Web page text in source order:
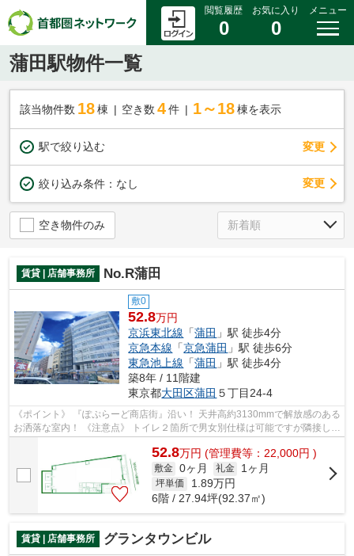
閲覧履歴
0
お気に入り
0
メニュー
蒲田駅物件一覧
該当物件数 18棟 空き数 4 件 1～18 棟を表示
駅で絞り込む 変更
絞り込み条件： なし 変更
空き物件のみ
賃貸 | 店舗事務所 No.R蒲田
敷0
52.8万円
京浜東北線 「蒲田 」駅 徒歩4分
京急本線 「京急蒲田 」駅 徒歩6分
東急池上線 「蒲田 」駅 徒歩4分
築8年 / 11階建
東京都大田区蒲田 ５丁目24-4
《ポイント》 『ぽぷらーど商店街』沿い！ 天井高約3130mmで解放感のある
お洒落な室内！ 《注意点》 トイレ２箇所で男女別仕様は可能ですが隣接して
52.8万円 (管理費等：22,000円 )
敷金 0ヶ月 礼金 1ヶ月
坪単価 1.89万円
6階 / 27.94坪(92.37㎡)
賃貸 | 店舗事務所 グランタウンビル